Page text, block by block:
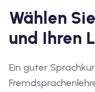
mit
mit Gutschein
Wählen
und Ihren
Ein guter